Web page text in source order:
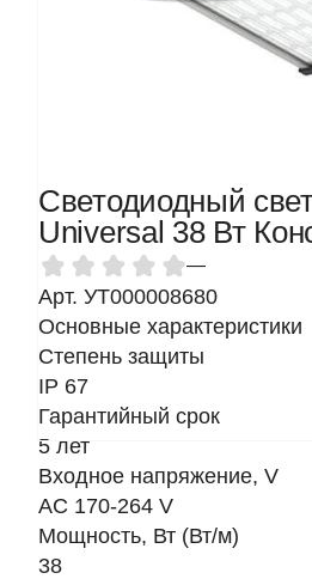
Светодиодный
Universal 38 Вт
—
Арт. УТ000008680
Основные характеристики
Степень защиты
IP 67
Гарантийный срок
5 лет
Входное напряжение, V
AC 170-264 V
Мощность, Вт (Вт/м)
38